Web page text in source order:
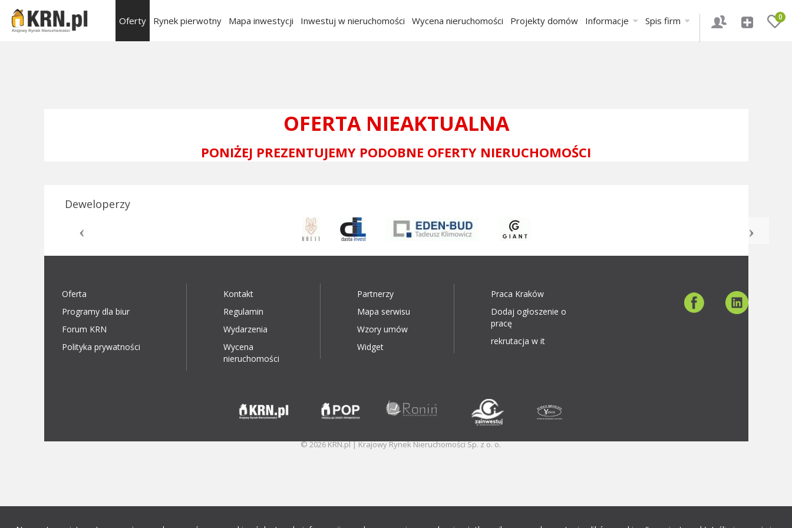
0
Oferty Rynek pierwotny Mapa inwestycji Inwestuj w nieruchomości Wycena nieruchomości Projekty domów Informacje Spis firm
OFERTA NIEAKTUALNA
PONIŻEJ PREZENTUJEMY PODOBNE OFERTY NIERUCHOMOŚCI
Deweloperzy
Oferta
Programy dla biur
Forum KRN
Polityka prywatności
Kontakt
Regulamin
Wydarzenia
Wycena
nieruchomości
Partnerzy
Mapa serwisu
Wzory umów
Widget
Praca Kraków
Dodaj ogłoszenie o
pracę
rekrutacja w it
© 2026 KRN.pl | Krajowy Rynek Nieruchomości Sp. z o. o.